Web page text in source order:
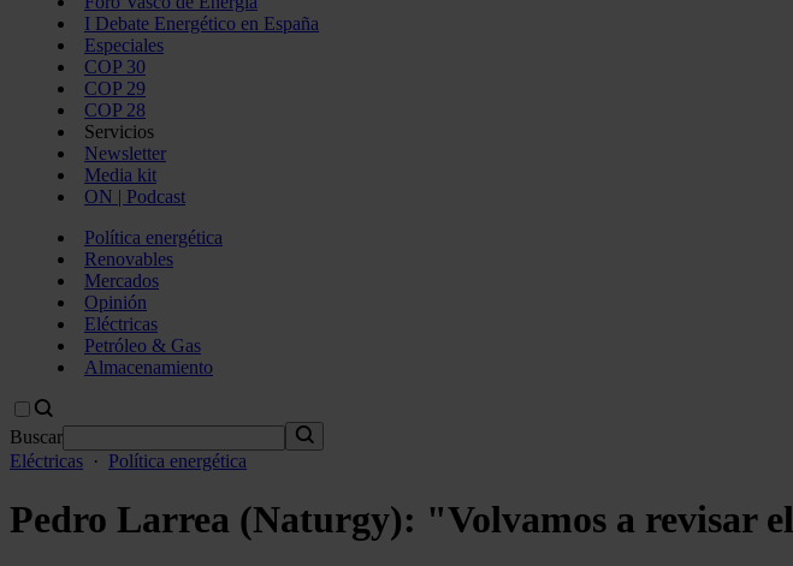
I Debate Energético en España
Especiales
COP 30
COP 29
COP 28
Servicios
Newsletter
Media kit
ON | Podcast
Política energética
Renovables
Mercados
Opinión
Eléctricas
Petróleo & Gas
Almacenamiento
Buscar
Eléctricas · Política energética
Pedro Larrea (Naturgy): "Volvamos a revisar